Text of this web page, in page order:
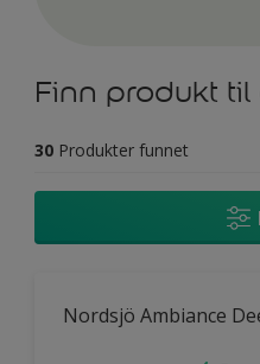
Finn produkt
30 Produkter funnet
Nordsjö Ambiance